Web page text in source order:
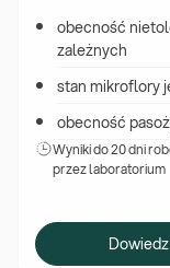
obecność
zależnych
stan mikroflory
obecność
Wyniki do 20 dni
przez laboratorium